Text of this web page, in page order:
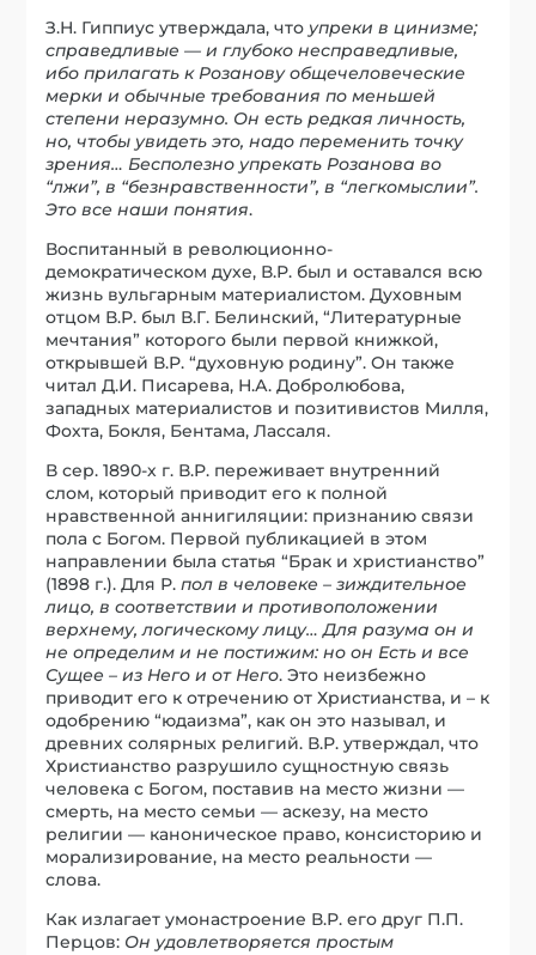
З.Н. Гиппиус утверждала, что упреки в цинизме;
справедливые — и глубоко несправедливые,
ибо прилагать к Розанову общечеловеческие
мерки и обычные требования по меньшей
степени неразумно. Он есть редкая личность,
но, чтобы увидеть это, надо переменить точку
зрения… Бесполезно упрекать Розанова во
“лжи”, в “безнравственности”, в “легкомыслии”.
Это все наши понятия.
Воспитанный в революционно-
демократическом духе, В.Р. был и оставался всю
жизнь вульгарным материалистом. Духовным
отцом В.Р. был В.Г. Белинский, “Литературные
мечтания” которого были первой книжкой,
открывшей В.Р. “духовную родину”. Он также
читал Д.И. Писарева, Н.А. Добролюбова,
западных материалистов и позитивистов Милля,
Фохта, Бокля, Бентама, Лассаля.
В сер. 1890-х г. В.Р. переживает внутренний
слом, который приводит его к полной
нравственной аннигиляции: признанию связи
пола с Богом. Первой публикацией в этом
направлении была статья “Брак и христианство”
(1898 г.). Для Р.пол в человеке – зиждительное
лицо, в соответствии и противоположении
верхнему, логическому лицу… Для разума он и
не определим и не постижим: но он Есть и все
Сущее – из Него и от Него. Это неизбежно
приводит его к отречению от Христианства, и – к
одобрению “юдаизма”, как он это называл, и
древних солярных религий. В.Р. утверждал, что
Христианство разрушило сущностную связь
человека с Богом, поставив на место жизни —
смерть, на место семьи — аскезу, на место
религии — каноническое право, консисторию и
морализирование, на место реальности —
слова.
Как излагает умонастроение В.Р. его друг П.П.
Перцов: Он удовлетворяется простым